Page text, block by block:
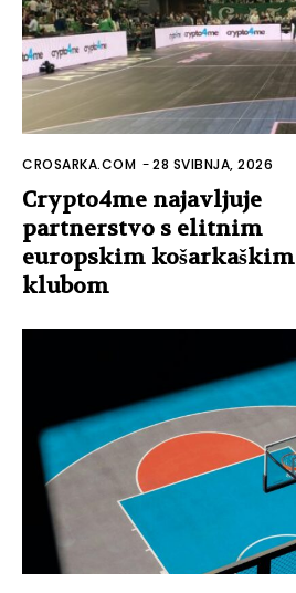
CROSARKA.COM -28 SVIBNJA, 2026
Crypto4me najavljuje
partnerstvo s elitnim
europskim košarkaškim
klubom